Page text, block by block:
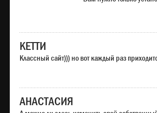
КЕТТИ
Классный сайт))) но вот каждый раз
АНАСТАСИЯ